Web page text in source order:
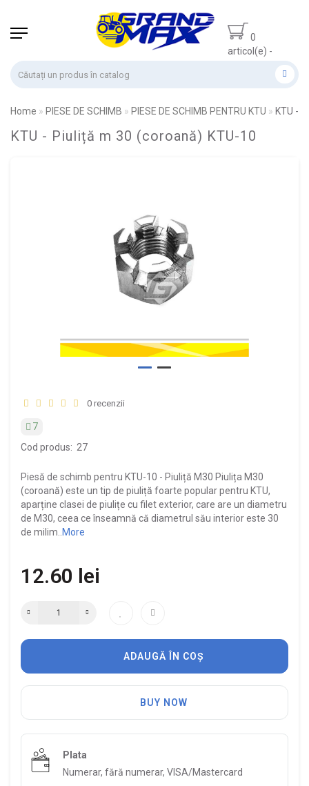
0
articol(e) -
Home PIESE DE SCHIMB PIESE DE SCHIMB PENTRU KTU KTU -
KTU - Piuliță m 30 (coroană) KTU-10
0 recenzii
7
Cod produs: 27
Piesă de schimb pentru KTU-10 - Piuliță M30 Piulița M30
(coroană) este un tip de piuliță foarte popular pentru KTU,
aparține clasei de piulițe cu filet exterior, care are un diametru
de M30, ceea ce înseamnă că diametrul său interior este 30
de milim.. More
12.60 lei
ADAUGĂ ÎN COȘ
BUY NOW
Plata
Numerar, fără numerar, VISA/Mastercard